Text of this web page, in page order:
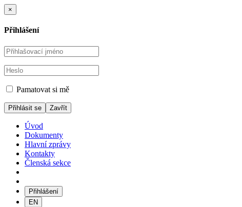
×
Přihlášení
Pamatovat si mě
Zavřít
Úvod
Dokumenty
Hlavní zprávy
Kontakty
Členská sekce
Přihlášení
EN